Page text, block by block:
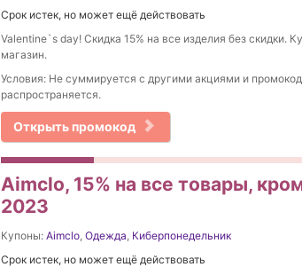
Срок истек, но может ещё действовать
Valentine`s day! Cкидка 15% на все изделия без скидки.
магазин.
Условия: Не суммируется с другими акциями и
распространяется.
Открыть промокод
Aimclo, 15% на все товары,
2023
Купоны: Aimclo, Одежда, Киберпонедельник
Срок истек, но может ещё действовать